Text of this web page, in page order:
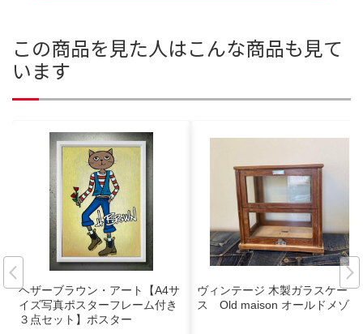
この商品を見た人はこんな商品も見て
います
ヘザーブラウン・アート【A4サ
イズ写真ポスターフレーム付き
３点セット】ポスター
ヴィンテージ 木製ガラスケー
ス Old maison オールドメゾン